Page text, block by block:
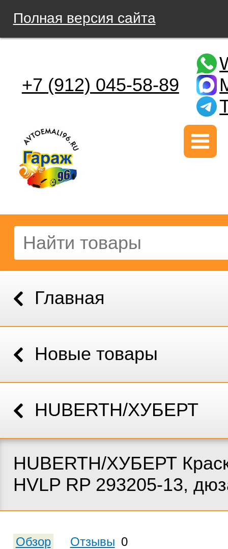
Полная версия сайта
+7 (912) 045-58-89
Главная
Новые товары
HUBERTH/ХУБЕРТ
HUBERTH/ХУБЕРТ
HVLP RP 293205-13,
Обзор Отзывы 0